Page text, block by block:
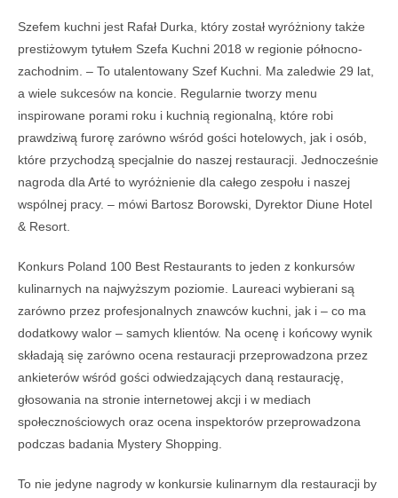
Szefem kuchni jest Rafał Durka, który został wyróżniony także
prestiżowym tytułem Szefa Kuchni 2018 w regionie północno-
zachodnim. – To utalentowany Szef Kuchni. Ma zaledwie 29 lat,
a wiele sukcesów na koncie. Regularnie tworzy menu
inspirowane porami roku i kuchnią regionalną, które robi
prawdziwą furorę zarówno wśród gości hotelowych, jak i osób,
które przychodzą specjalnie do naszej restauracji. Jednocześnie
nagroda dla Arté to wyróżnienie dla całego zespołu i naszej
wspólnej pracy. – mówi Bartosz Borowski, Dyrektor Diune Hotel
& Resort.
Konkurs Poland 100 Best Restaurants to jeden z konkursów
kulinarnych na najwyższym poziomie. Laureaci wybierani są
zarówno przez profesjonalnych znawców kuchni, jak i – co ma
dodatkowy walor – samych klientów. Na ocenę i końcowy wynik
składają się zarówno ocena restauracji przeprowadzona przez
ankieterów wśród gości odwiedzających daną restaurację,
głosowania na stronie internetowej akcji i w mediach
społecznościowych oraz ocena inspektorów przeprowadzona
podczas badania Mystery Shopping.
To nie jedyne nagrody w konkursie kulinarnym dla restauracji by